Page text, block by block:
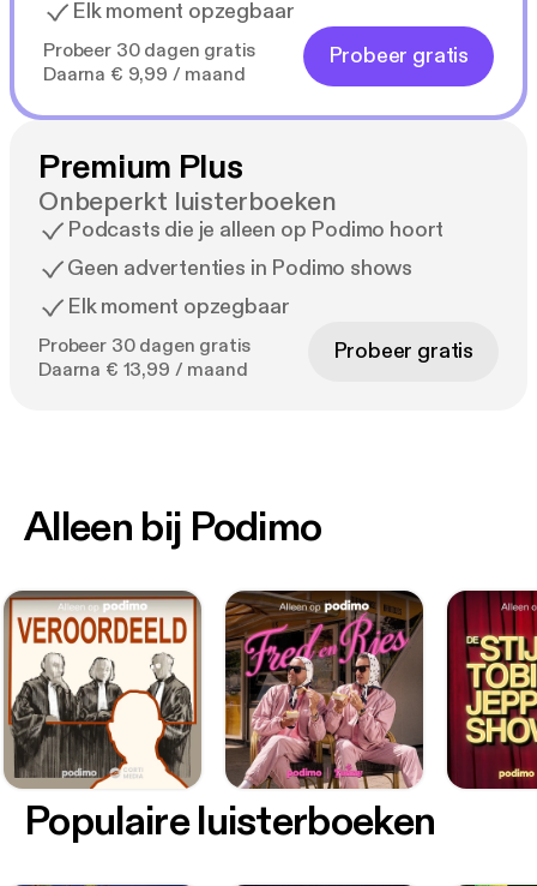
Elk moment opzegbaar
Probeer 30 dagen gratis
Daarna € 9,99 / maand
Probeer gratis
Premium Plus
Onbeperkt luisterboeken
Podcasts die je alleen op Podimo hoort
Geen advertenties in Podimo shows
Elk moment opzegbaar
Probeer 30 dagen gratis
Daarna € 13,99 / maand
Probeer gratis
Alleen bij Podimo
Populaire luisterboeken